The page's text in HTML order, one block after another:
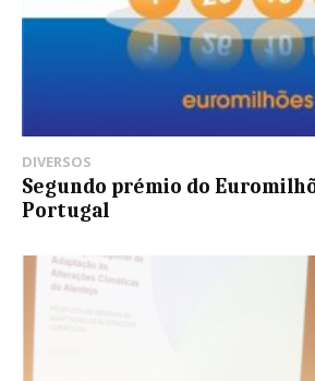
DIVERSOS
Segundo prémio do
Portugal